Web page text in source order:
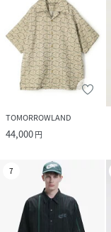
TOMORROWLAND
44,000円
7